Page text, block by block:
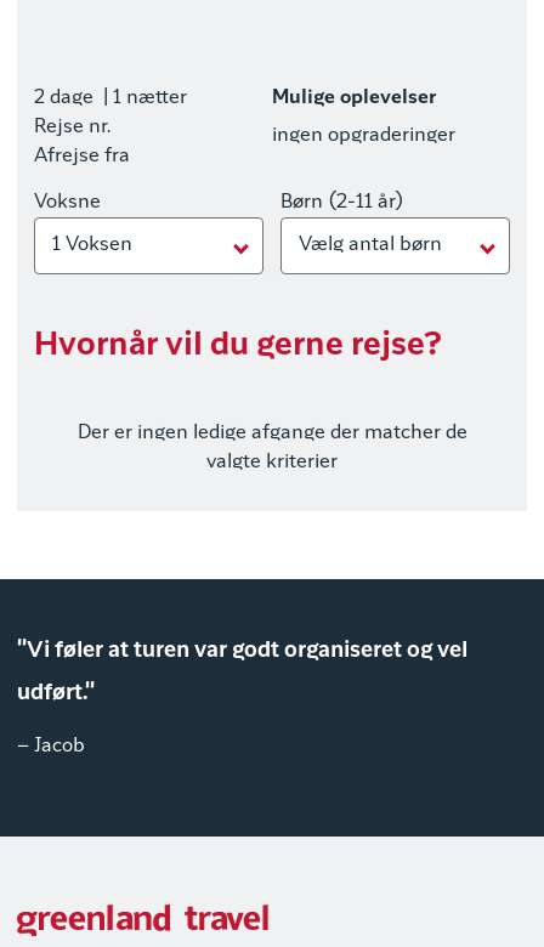
2 dage
| 1 nætter
Rejse nr.
Afrejse fra
Mulige oplevelser
ingen opgraderinger
Voksne
1 Voksen
Børn (2-11 år)
Vælg antal børn
Hvornår vil du gerne rejse?
Der er ingen ledige afgange der matcher de
valgte kriterier
"Vi føler at turen var godt organiseret og vel
udført."
– Jacob